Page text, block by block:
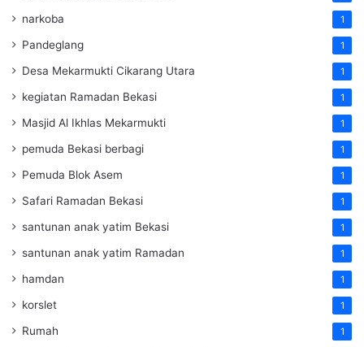
narkoba 1
Pandeglang 1
Desa Mekarmukti Cikarang Utara 1
kegiatan Ramadan Bekasi 1
Masjid Al Ikhlas Mekarmukti 1
pemuda Bekasi berbagi 1
Pemuda Blok Asem 1
Safari Ramadan Bekasi 1
santunan anak yatim Bekasi 1
santunan anak yatim Ramadan 1
hamdan 1
korslet 1
Rumah 1